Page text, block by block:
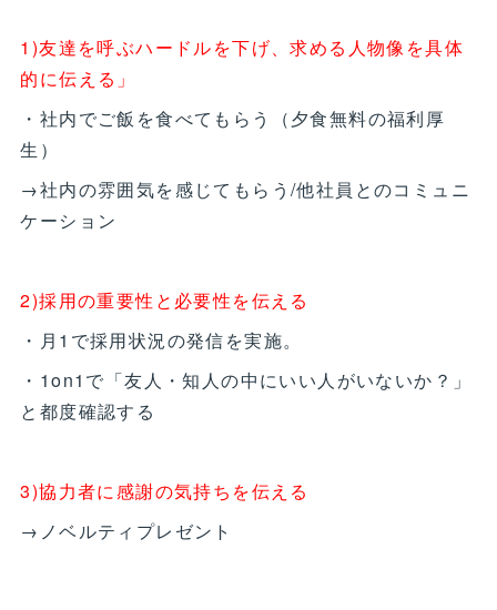
1)友達を呼ぶハードルを下げ、求める人物像を具体
的に伝える」
・社内でご飯を食べてもらう（夕食無料の福利厚
生）
→社内の雰囲気を感じてもらう/他社員とのコミュニ
ケーション
2)採用の重要性と必要性を伝える
・月1で採用状況の発信を実施。
・1on1で「友人・知人の中にいい人がいないか？」
と都度確認する
3)協力者に感謝の気持ちを伝える
→ノベルティプレゼント